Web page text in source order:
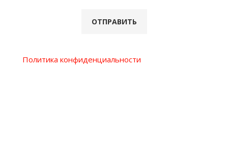
Политика конфиденциальности